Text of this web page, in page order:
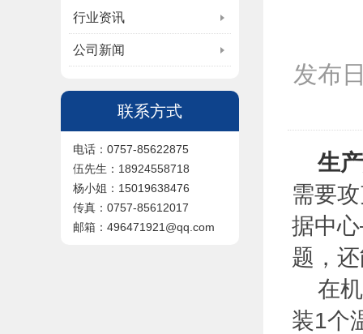
行业资讯
公司新闻
联系方式
电话：0757-85622875
伍先生：18924558718
杨小姐：15019638476
传真：0757-85612017
邮箱：496471921@qq.com
发布
生
需要
据中
题，
在机
装1个